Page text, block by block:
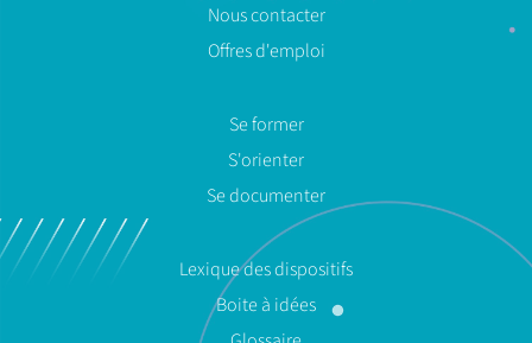
Nous contacter
Offres d'emploi
Se former
S'orienter
Se documenter
Lexique des dispositifs
Boite à idées